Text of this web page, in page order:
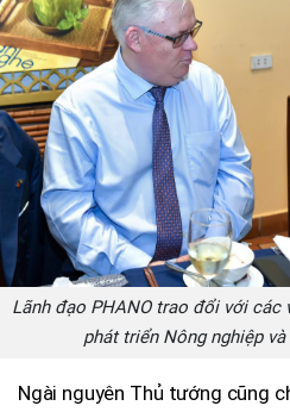
Lãnh đạo PHANO trao đổi với các
phát triển Nông nghiệp
Ngài nguyên Thủ tướng cũng